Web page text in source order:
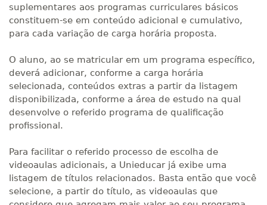
suplementares aos programas curriculares básicos
constituem-se em conteúdo adicional e cumulativo,
para cada variação de carga horária proposta.
O aluno, ao se matricular em um programa específico,
deverá adicionar, conforme a carga horária
selecionada, conteúdos extras a partir da listagem
disponibilizada, conforme a área de estudo na qual
desenvolve o referido programa de qualificação
profissional.
Para facilitar o referido processo de escolha de
videoaulas adicionais, a Unieducar já exibe uma
listagem de títulos relacionados. Basta então que você
selecione, a partir do título, as videoaulas que